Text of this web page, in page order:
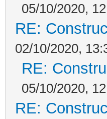
05/10/2020,
RE:
02/10/2020,
RE:
05/10/2020,
RE: